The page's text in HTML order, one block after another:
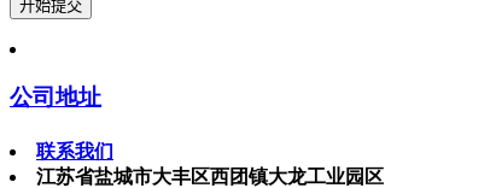
公司地址
联系我们
江苏省盐城市大丰区西团镇大龙工业园区